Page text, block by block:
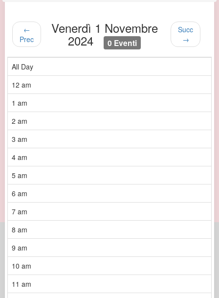
←
Prec
Venerdì 1 Novembre
2024 0 Eventi
Succ
→
All Day
12 am
1 am
2 am
3 am
4 am
5 am
6 am
7 am
8 am
9 am
10 am
11 am